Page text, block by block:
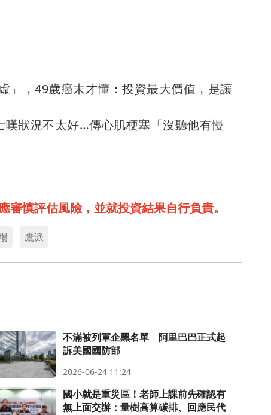
」，49歲癌末才懂：投資最大價值，是讓
狀況不太好…傳心肌梗塞「沒聽他有慢
審慎評估風險，並就投資結果自行負責。
鷹派
不滿被列軍企黑名單 阿里巴巴正式起
訴美國國防部
2026-06-24 11:24
國小就是重災區！老師上課前先確認有
無上面交辦：量樹高算碳排、回應民代